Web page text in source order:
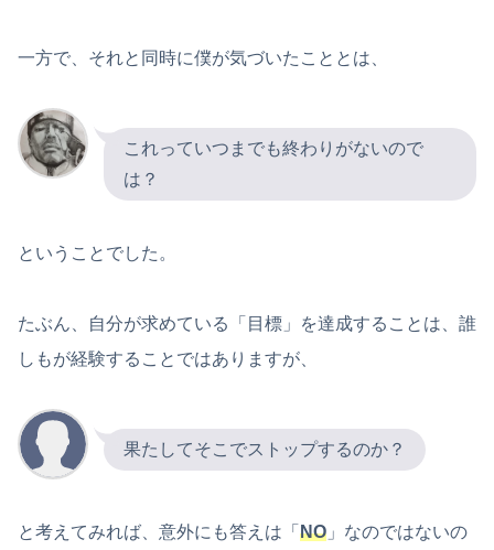
一方で、それと同時に僕が気づいたこととは、
これっていつまでも終わりがないので
は？
ということでした。
たぶん、自分が求めている「目標」を達成することは、誰
しもが経験することではありますが、
果たしてそこでストップするのか？
と考えてみれば、意外にも答えは「 NO 」なのではないの